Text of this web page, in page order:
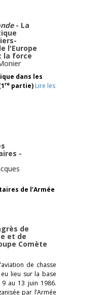
- La
l'Europe
la force
dans les
re partie) Lire les
-
de l’Armée
de
et de
Comète
de chasse
lieu sur la base
au 13 juin 1986.
par l’Armée